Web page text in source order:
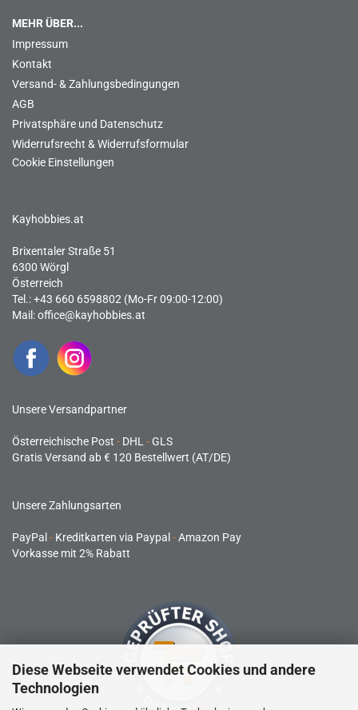
Diese Webseite verwendet Cookies und andere
Technologien
MEHR ÜBER...
Impressum
Kontakt
Versand- & Zahlungsbedingungen
AGB
Privatsphäre und Datenschutz
Widerrufsrecht & Widerrufsformular
Cookie Einstellungen
Kayhobbies.at
Brixentaler Straße 51
6300 Wörgl
Österreich
Tel.: +43 660 6598802 (Mo-Fr 09:00-12:00)
Mail:office@kayhobbies.at
Unsere Versandpartner
Österreichische Post - DHL -GLS
Gratis Versand ab € 120 Bestellwert (AT/DE)
Unsere Zahlungsarten
PayPal - Kreditkarten via Paypal -Amazon Pay
Vorkasse mit 2% Rabatt